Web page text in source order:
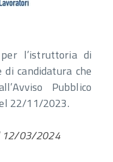
l’istruttoria di
candidatura che
Pubblico
22/11/2023.
12/03/2024